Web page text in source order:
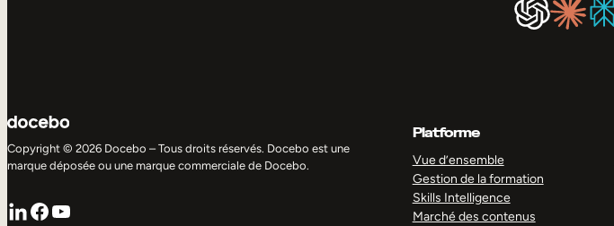
Copyright © 2026 Docebo – Tous droits réservés. Docebo est une
marque déposée ou une marque commerciale de Docebo.
LinkedIn
Facebook
YouTube
Platforme
Vue d’ensemble
Gestion de la formation
Skills Intelligence
Marché des contenus